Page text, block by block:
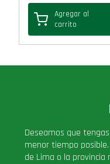
Agregar al
carrito
Deseamos que
menor tiempo
de Lima o la provincia